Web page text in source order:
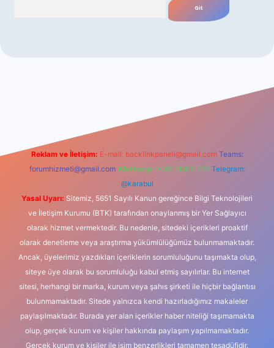
Reklam ve İletişim: E-mail: backlinkpaneli@gmail.com Teams:
forumhizmeti@gmail.com Whatsapp: 0262 606 0 726 Telegram:
@karabul
Yasal Uyarı: Sitemiz, 5651 Sayılı Kanun gereğince Bilgi Teknolojileri
ve İletişim Kurumu (BTK) tarafından onaylanmış bir Yer Sağlayıcı
olarak hizmet vermektedir. Bu nedenle, sitedeki içerikleri proaktif
olarak denetleme veya araştırma yükümlülüğümüz bulunmamaktadır.
Ancak, üyelerimiz yazdıkları içeriklerin sorumluluğunu taşımakta olup,
siteye üye olarak bu sorumluluğu kabul etmiş sayılırlar. Bu internet
sitesi, herhangi bir marka, kurum veya şahıs şirketi ile hiçbir bağlantısı
bulunmamaktadır. Sitede yalnızca kendi hazırladığımız makaleler
paylaşılmaktadır. Burada yer alan içerikler haber niteliği taşımamakta
olup, gerçek kurum ve kişiler hakkında paylaşım yapılmamaktadır.
Gerçek kurum ve kişiler ile isim benzerlikleri tamamen tesadüfidir.